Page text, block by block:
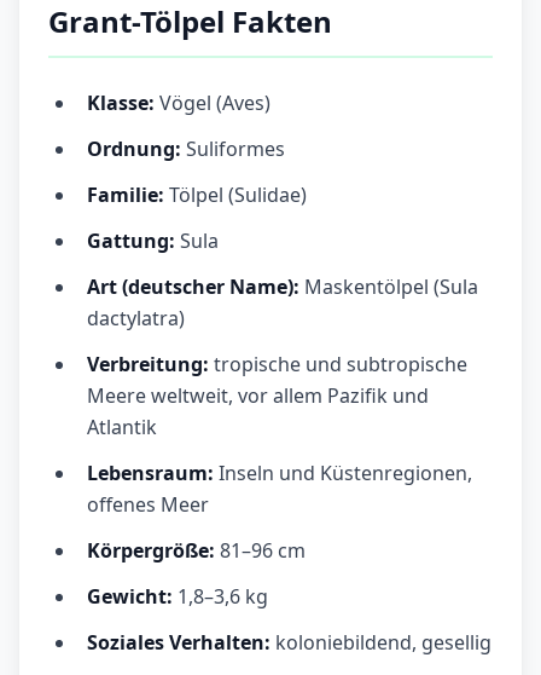
Grant-Tölpel Fakten
Klasse: Vögel (Aves)
Ordnung: Suliformes
Familie: Tölpel (Sulidae)
Gattung: Sula
Art (deutscher Name): Maskentölpel (Sula
dactylatra)
Verbreitung: tropische und subtropische
Meere weltweit, vor allem Pazifik und
Atlantik
Lebensraum: Inseln und Küstenregionen,
offenes Meer
Körpergröße: 81–96 cm
Gewicht: 1,8–3,6 kg
Soziales Verhalten: koloniebildend, gesellig